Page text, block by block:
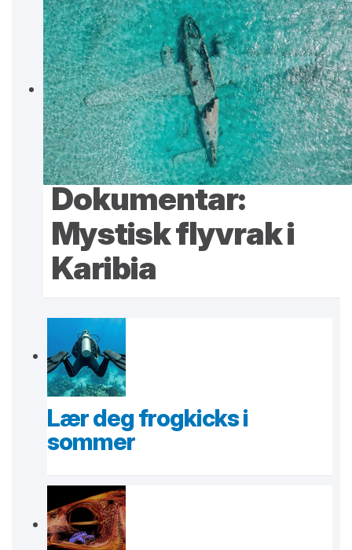
Dokumentar:
Mystisk flyvrak i
Karibia
Lær deg frogkicks i
sommer